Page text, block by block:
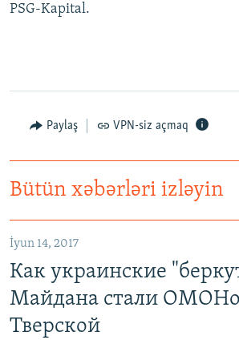
PSG-Kapital.
Paylaş VPN-siz açmaq
Bütün xəbərləri izləyin
İyun 14, 2017
Как украинские
Майдана стали
Тверской